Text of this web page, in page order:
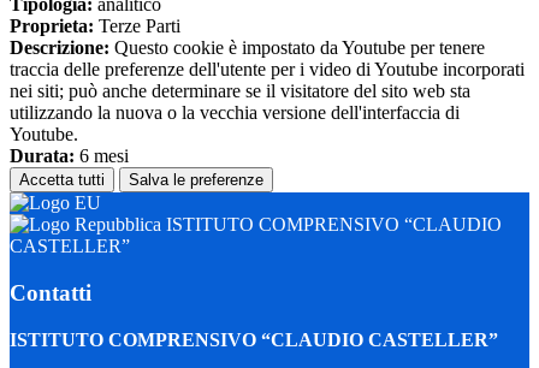
Tipologia: analitico
Proprieta: Terze Parti
Descrizione: Questo cookie è impostato da Youtube per tenere
traccia delle preferenze dell'utente per i video di Youtube incorporati
nei siti; può anche determinare se il visitatore del sito web sta
utilizzando la nuova o la vecchia versione dell'interfaccia di
Youtube.
Durata: 6 mesi
Accetta tutti Salva le preferenze
ISTITUTO COMPRENSIVO “CLAUDIO
CASTELLER”
Contatti
ISTITUTO COMPRENSIVO “CLAUDIO CASTELLER”